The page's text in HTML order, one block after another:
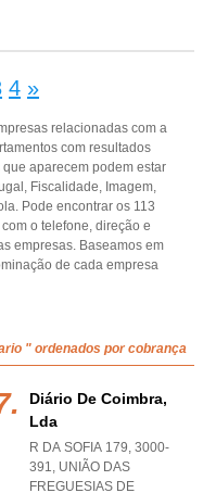
4 »
relacionadas com a
com resultados
aparecem podem estar
Fiscalidade, Imagem,
Pode encontrar os 113
o telefone, direção e
empresas. Baseamos em
de cada empresa
" ordenados por cobrança
Diário De Coimbra,
Lda
R DA SOFIA 179, 3000-
391, UNIÃO DAS
FREGUESIAS DE